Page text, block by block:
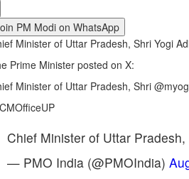
PM Modi on WhatsApp
Minister of Uttar Pradesh, Shri Yogi
Prime Minister posted on X:
Minister of Uttar Pradesh, Shri
Chief Minister of Uttar Pradesh,
— PMO India (@PMOIndia)